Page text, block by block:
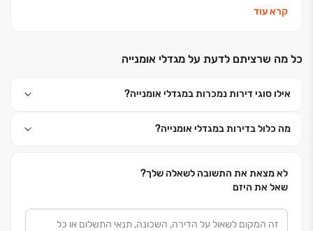
קרא עוד
כל מה שרציתם לדעת על מגדלי אומנייה
אילו סוגי דירות נמכרות במגדלי אומנייה?
מה כלול בדירות במגדלי אומנייה?
לא מצאת את התשובה לשאלה שלך?
שאל את היזם